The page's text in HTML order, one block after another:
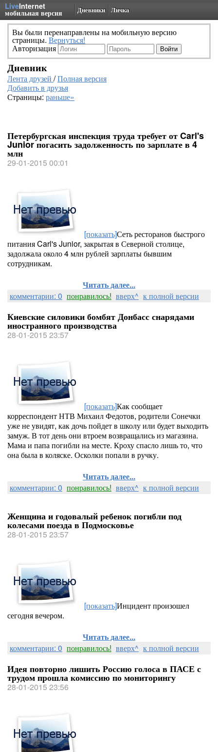
LiveInternet
мобильная версия Дневники Личка
Вы были перенаправлены на мобильную версию
страницы. Вернуться!
Авторизация
Дневник
Лента друзей /Полная версия
Добавить в друзья
Страницы: раньше»
Петербургская инспекция труда требует от Carl's
Junior погасить задолженность по зарплате в 4
млн
29-01-2015 00:01
[показать]Сеть ресторанов быстрого
питания Carl's Junior, закрытая в Северной столице,
задолжала около 4 млн рублей зарплаты бывшим
сотрудникам.
Читать далее...
комментарии: 0 понравилось! вверх^ к полной версии
Киевские силовики бомбят Донбасс снарядами
иностранного производства
28-01-2015 23:57
[показать]Как сообщает
корреспондент НТВ Михаил Федотов, родители Сонечки
уже не увидят, как дочь пойдет в школу или будет выходить
замуж. В тот день они втроем возвращались из магазина.
Мама и папа погибли на месте. Кроху спасло лишь то, что
она была в коляске. Осколки попали в ручку.
Читать далее...
комментарии: 0 понравилось! вверх^ к полной версии
Женщина и годовалый ребенок погибли под
колесами поезда в Подмосковье
28-01-2015 23:57
[показать]Инцидент произошел
сегодня вечером.
Читать далее...
комментарии: 0 понравилось! вверх^ к полной версии
Идея повторно лишить Россию голоса в ПАСЕ с
трудом прошла комиссию по мониторингу
28-01-2015 23:56